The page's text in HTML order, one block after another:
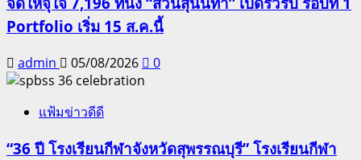
Portfolio เริ่ม 15 ส.ค.นี้
admin 05/08/2026 0
แฟ้มข่าวดีดี
“36 ปี โรงเรียนกีฬาจังหวัดสุพรรณบุรี” โรงเรียนกีฬา